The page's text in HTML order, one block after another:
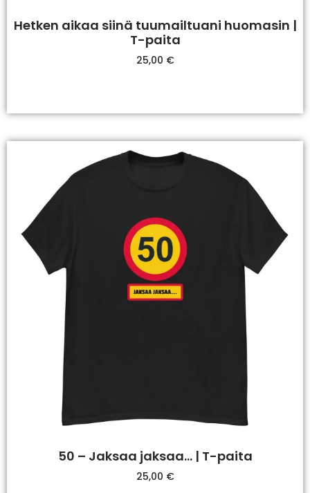
Hetken aikaa siinä tuumailtuani huomasin |
T-paita
25,00 €
50 – Jaksaa jaksaa… | T-paita
25,00 €